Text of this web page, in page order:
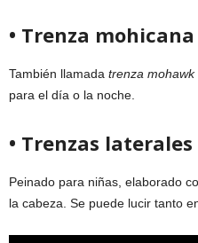
• Trenza mohicana
También llamada trenza mohawk
para el día o la noche.
• Trenzas laterales
Peinado para niñas, elaborado
la cabeza. Se puede lucir tanto